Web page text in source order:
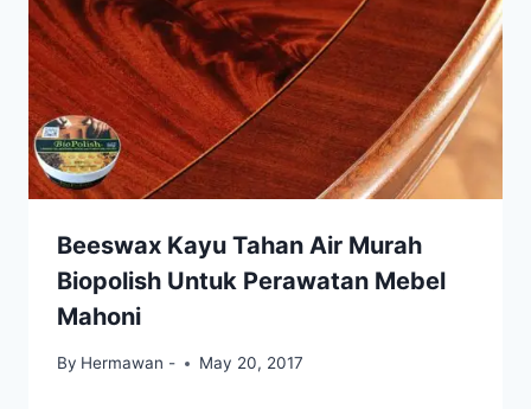
Beeswax Kayu Tahan Air Murah
Biopolish Untuk Perawatan Mebel
Mahoni
By Hermawan - May 20, 2017